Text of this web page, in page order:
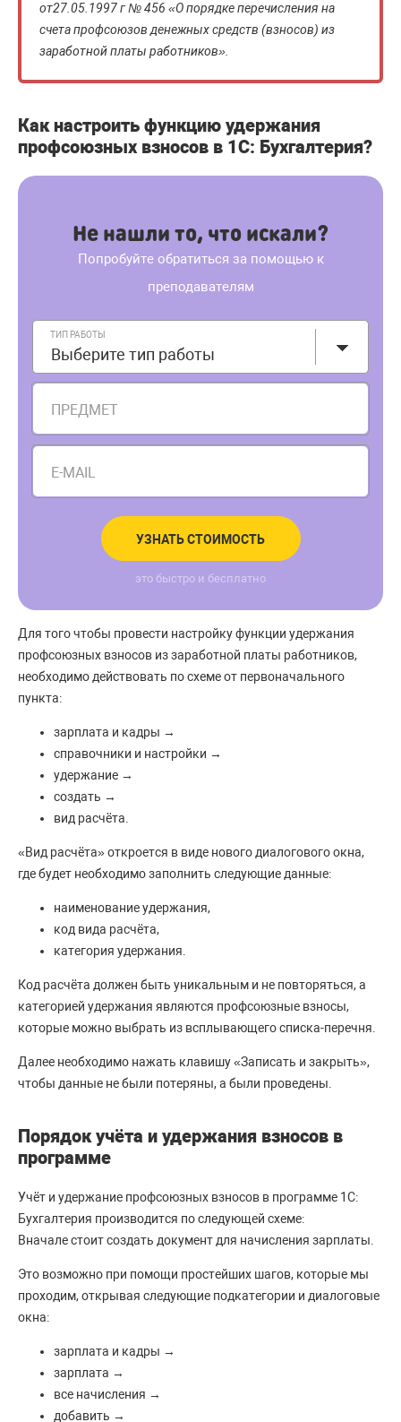
от27.05.1997 г № 456 «О порядке перечисления на
счета профсоюзов денежных средств (взносов) из
заработной платы работников».
Как настроить функцию удержания
профсоюзных взносов в 1С: Бухгалтерия?
Не нашли то, что искали?
Попробуйте обратиться за помощью к
преподавателям
ТИП РАБОТЫ
Выберите тип работы
ПРЕДМЕТ
E-MAIL
УЗНАТЬ СТОИМОСТЬ
это быстро и бесплатно
Для того чтобы провести настройку функции удержания
профсоюзных взносов из заработной платы работников,
необходимо действовать по схеме от первоначального
пункта:
зарплата и кадры →
справочники и настройки →
удержание →
создать →
вид расчёта.
«Вид расчёта» откроется в виде нового диалогового окна,
где будет необходимо заполнить следующие данные:
наименование удержания,
код вида расчёта,
категория удержания.
Код расчёта должен быть уникальным и не повторяться, а
категорией удержания являются профсоюзные взносы,
которые можно выбрать из всплывающего списка-перечня.
Далее необходимо нажать клавишу «Записать и закрыть»,
чтобы данные не были потеряны, а были проведены.
Порядок учёта и удержания взносов в
программе
Учёт и удержание профсоюзных взносов в программе 1С:
Бухгалтерия производится по следующей схеме:
Вначале стоит создать документ для начисления зарплаты.
Это возможно при помощи простейших шагов, которые мы
проходим, открывая следующие подкатегории и диалоговые
окна:
зарплата и кадры →
зарплата →
все начисления →
добавить →